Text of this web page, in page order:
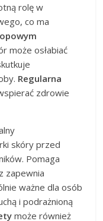
rolę w
co ma
może osłabiać
Regularna
zdrowie
skóry przed
Pomaga
zapewnia
ważne dla osób
i podrażnioną
może również